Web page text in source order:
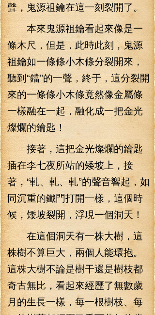
聲，鬼源祖鑰在這一刻裂開了。
本來鬼源祖鑰看起來像是一
條木尺，但是，此時此刻，鬼源
祖鑰如一條條小木條分裂開來，
聽到“鐺”的一聲，終于，這分裂開
來的一條條小木條竟然像金屬條
一樣融在一起，融化成一把金光
燦爛的鑰匙！
接著，這把金光燦爛的鑰匙
插在李七夜所站的矮坡上，接
著，“軋、軋、軋”的聲音響起，如
同沉重的鐵門打開一樣，這個時
候，矮坡裂開，浮現一個洞天！
在這個洞天有一株大樹，這
株樹不算巨大，兩個人能環抱。
這株大樹不論是樹干還是樹枝都
奇古無比，看起來經歷了無數歲
月的生長一樣，每一根樹枝、每